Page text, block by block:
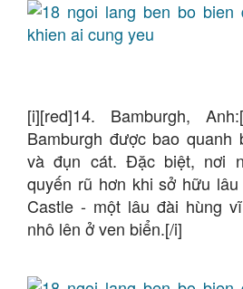
[i][red]14. Bamburgh,
Bamburgh được bao quanh
và đụn cát. Đặc biệt, nơi
quyến rũ hơn khi sở hữu
Castle - một lâu đài hùng
nhô lên ở ven biển.[/i]